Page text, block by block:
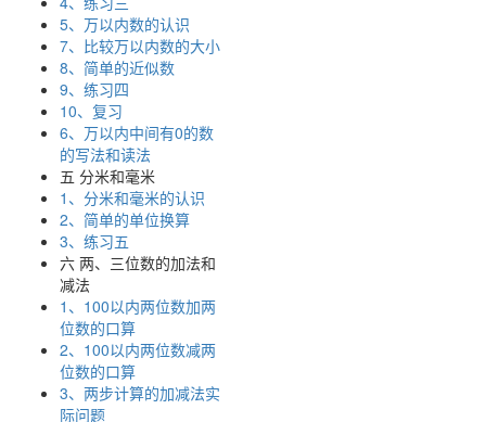
5、万以内数的认识
7、比较万以内数的大小
8、简单的近似数
9、练习四
10、复习
6、万以内中间有0的数
的写法和读法
五 分米和毫米
1、分米和毫米的认识
2、简单的单位换算
3、练习五
六 两、三位数的加法和
减法
1、100以内两位数加两
位数的口算
2、100以内两位数减两
位数的口算
3、两步计算的加减法实
际问题